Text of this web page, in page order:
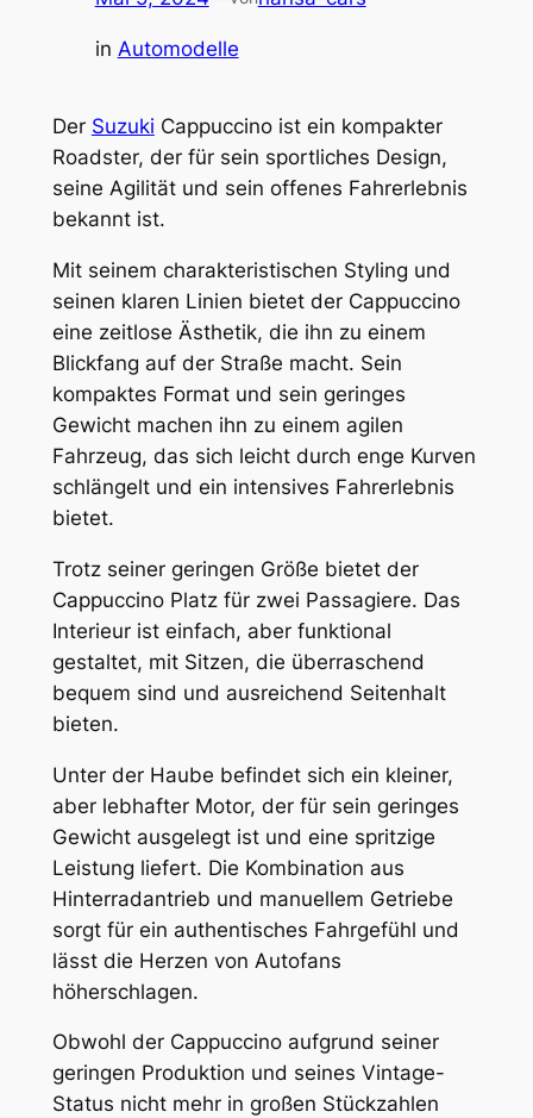
in Automodelle
Der Suzuki Cappuccino ist ein kompakter
Roadster, der für sein sportliches Design,
seine Agilität und sein offenes Fahrerlebnis
bekannt ist.
Mit seinem charakteristischen Styling und
seinen klaren Linien bietet der Cappuccino
eine zeitlose Ästhetik, die ihn zu einem
Blickfang auf der Straße macht. Sein
kompaktes Format und sein geringes
Gewicht machen ihn zu einem agilen
Fahrzeug, das sich leicht durch enge Kurven
schlängelt und ein intensives Fahrerlebnis
bietet.
Trotz seiner geringen Größe bietet der
Cappuccino Platz für zwei Passagiere. Das
Interieur ist einfach, aber funktional
gestaltet, mit Sitzen, die überraschend
bequem sind und ausreichend Seitenhalt
bieten.
Unter der Haube befindet sich ein kleiner,
aber lebhafter Motor, der für sein geringes
Gewicht ausgelegt ist und eine spritzige
Leistung liefert. Die Kombination aus
Hinterradantrieb und manuellem Getriebe
sorgt für ein authentisches Fahrgefühl und
lässt die Herzen von Autofans
höherschlagen.
Obwohl der Cappuccino aufgrund seiner
geringen Produktion und seines Vintage-
Status nicht mehr in großen Stückzahlen